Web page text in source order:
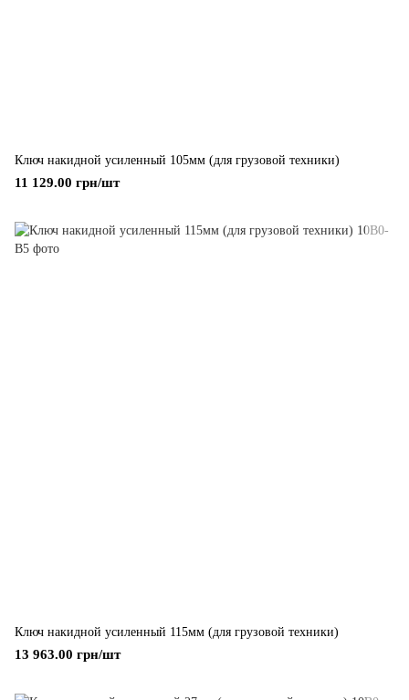
Ключ накидной усиленный 105мм (для грузовой техники)
11 129.00 грн/шт
Ключ накидной усиленный 115мм (для грузовой техники)
13 963.00 грн/шт